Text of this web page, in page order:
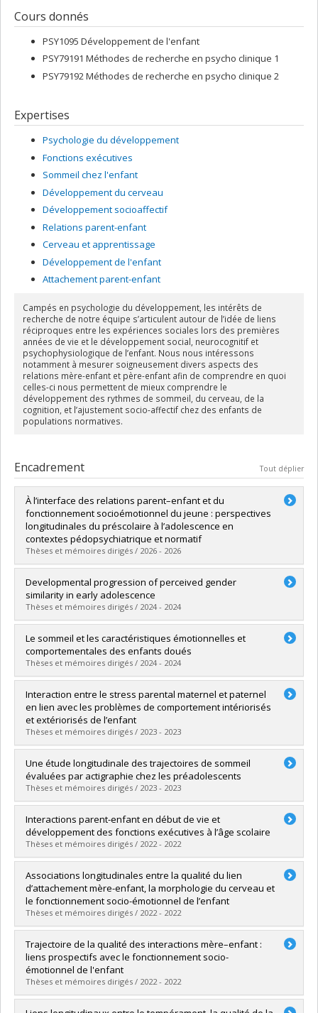
Cours donnés
PSY1095 Développement de l'enfant
PSY79191 Méthodes de recherche en psycho clinique 1
PSY79192 Méthodes de recherche en psycho clinique 2
Expertises
Psychologie du développement
Fonctions exécutives
Sommeil chez l'enfant
Développement du cerveau
Développement socioaffectif
Relations parent-enfant
Cerveau et apprentissage
Développement de l'enfant
Attachement parent-enfant
Campés en psychologie du développement, les intérêts de
recherche de notre équipe s’articulent autour de l’idée de liens
réciproques entre les expériences sociales lors des premières
années de vie et le développement social, neurocognitif et
psychophysiologique de l’enfant. Nous nous intéressons
notamment à mesurer soigneusement divers aspects des
relations mère-enfant et père-enfant afin de comprendre en quoi
celles-ci nous permettent de mieux comprendre le
développement des rythmes de sommeil, du cerveau, de la
cognition, et l’ajustement socio-affectif chez des enfants de
populations normatives.
Encadrement Tout déplier
À l’interface des relations parent–enfant et du
fonctionnement socioémotionnel du jeune : perspectives
longitudinales du préscolaire à l’adolescence en
contextes pédopsychiatrique et normatif
Thèses et mémoires dirigés / 2026 - 2026
Diplômé(e) :Marquis-Brideau, Camille
Cycle :Doctorat
Diplôme obtenu :Ph. D.
Lien vers le document dans Papyrus
Developmental progression of perceived gender
similarity in early adolescence
Thèses et mémoires dirigés / 2024 - 2024
Diplômé(e) :Leclerc, Gabrielle
Cycle :Maîtrise
Diplôme obtenu :M. Sc.
Lien vers le document dans Papyrus
Le sommeil et les caractéristiques émotionnelles et
comportementales des enfants doués
Thèses et mémoires dirigés / 2024 - 2024
Diplômé(e) :Bastien, Laurianne
Cycle : Doctorat
Diplôme obtenu :Ph. D.
Lien vers le document dans Papyrus
Interaction entre le stress parental maternel et paternel
en lien avec les problèmes de comportement intériorisés
et extériorisés de l’enfant
Thèses et mémoires dirigés / 2023 - 2023
Diplômé(e) :Lapolice Thériault, Rose
Cycle :Maîtrise
Diplôme obtenu :M. Sc.
Lien vers le document dans Papyrus
Une étude longitudinale des trajectoires de sommeil
évaluées par actigraphie chez les préadolescents
Thèses et mémoires dirigés / 2023 - 2023
Diplômé(e) :Boatswain-Jacques, Anna-Francesca
Cycle :Maîtrise
Diplôme obtenu :M. Sc.
Lien vers le document dans Papyrus
Interactions parent-enfant en début de vie et
développement des fonctions exécutives à l’âge scolaire
Thèses et mémoires dirigés / 2022 - 2022
Diplômé(e) : Regueiro, Sophie
Cycle :Doctorat
Diplôme obtenu :Ph. D.
Lien vers le document dans Papyrus
Associations longitudinales entre la qualité du lien
d’attachement mère-enfant, la morphologie du cerveau et
le fonctionnement socio-émotionnel de l’enfant
Thèses et mémoires dirigés / 2022 - 2022
Diplômé(e) :Leblanc, Elizabel
Cycle :Doctorat
Diplôme obtenu :Ph. D.
Lien vers le document dans Papyrus
Trajectoire de la qualité des interactions mère–enfant :
liens prospectifs avec le fonctionnement socio-
émotionnel de l'enfant
Thèses et mémoires dirigés / 2022 - 2022